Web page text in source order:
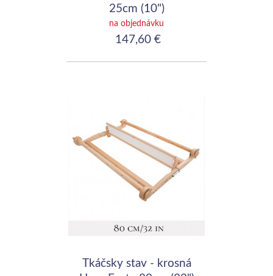
25cm (10")
na objednávku
147,60 €
Tkáčsky stav - krosná